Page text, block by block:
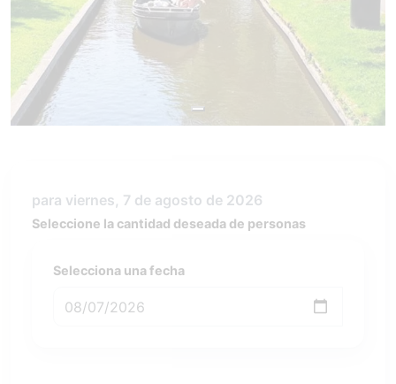
para viernes, 7 de agosto de 2026
Seleccione la cantidad deseada de personas
Selecciona una fecha